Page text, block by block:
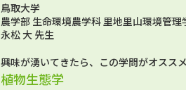
鳥取大学
農学部 生命環境農学科 里地里山環境管理
永松 大 先生
興味が湧いてきたら、この学問がオススメ
植物生態学